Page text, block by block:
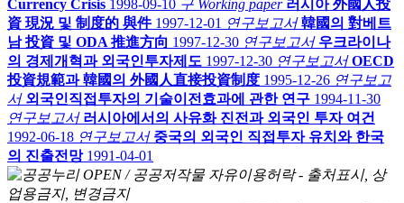
Currency Crisis 1998-09-10 구 Working paper 러시아 外國人投
資 現況 및 制度的 與件 1997-12-01 연구보고서 韓國의 對베트
남 投資 및 ODA 推進方向 1997-12-30 연구보고서 우크라이나
의 경제개혁과 외국인투자제도 1997-12-30 연구보고서 OECD
投資規範과 韓國의 外國人直接投資制度 1995-12-26 연구보고
서 외국인직접투자의 기술이전효과에 관한 연구 1994-11-30
연구보고서 러시아에서의 사유화 진전과 외국인 투자 여건
1992-06-18 연구보고서 중국의 외국인 직접투자 유치와 한국
의 진출전망 1991-04-01